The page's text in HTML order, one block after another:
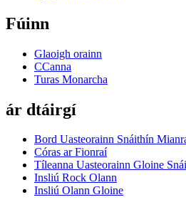
Fúinn
Glaoigh orainn
CCanna
Turas Monarcha
ár dtáirgí
Bord Uasteorainn Snáithín
Córas ar Fionraí
Tíleanna Uasteorainn Gloine
Insliú Rock Olann
Insliú Olann Gloine